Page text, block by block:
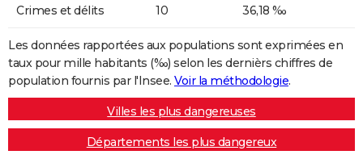
Crimes et délits 10 36,18 ‰
Les données rapportées aux populations sont exprimées en
taux pour mille habitants (‰) selon les dernièrs chiffres de
population fournis par l'Insee. Voir la méthodologie.
Villes les plus dangereuses
Départements les plus dangereux